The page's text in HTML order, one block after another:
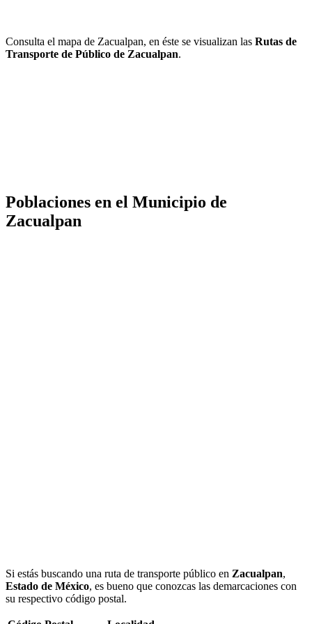
Consulta el mapa de Zacualpan, en éste se visualizan las Rutas de
Transporte de Público de Zacualpan.
Poblaciones en el Municipio de
Zacualpan
Si estás buscando una ruta de transporte público en Zacualpan,
Estado de México, es bueno que conozcas las demarcaciones con
su respectivo código postal.